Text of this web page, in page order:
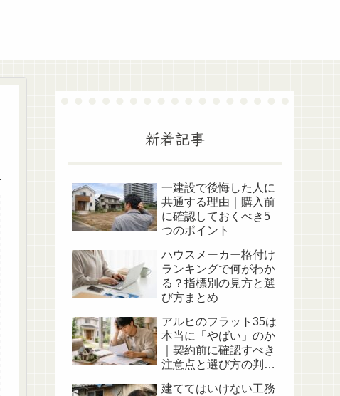
新着記事
一建設で後悔した人に
共通する理由｜購入前
に確認しておくべき5
つのポイント
ハウスメーカー格付け
ランキングで何がわか
る？指標別の見方と選
び方まとめ
アルヒのフラット35は
本当に「やばい」のか
｜契約前に確認すべき
注意点と選び方の判断
建ててはいけない工務